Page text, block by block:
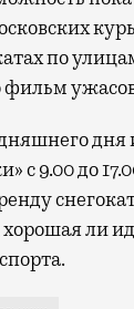
по
фильм
дня
с 9.00 до
хорошая ли